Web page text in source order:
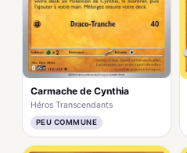
Carmache de Cynthia
Héros Transcendants
PEU COMMUNE